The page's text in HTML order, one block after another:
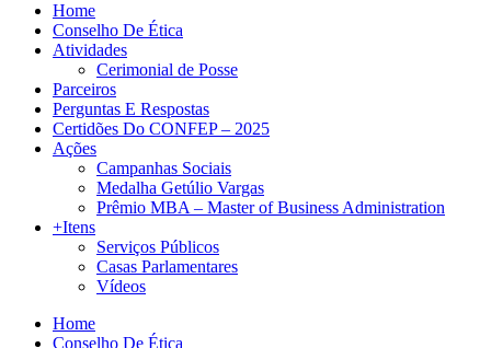
Home
Conselho De Ética
Atividades
Cerimonial de Posse
Parceiros
Perguntas E Respostas
Certidões Do CONFEP – 2025
Ações
Campanhas Sociais
Medalha Getúlio Vargas
Prêmio MBA – Master of Business Administration
+Itens
Serviços Públicos
Casas Parlamentares
Vídeos
Home
Conselho De Ética